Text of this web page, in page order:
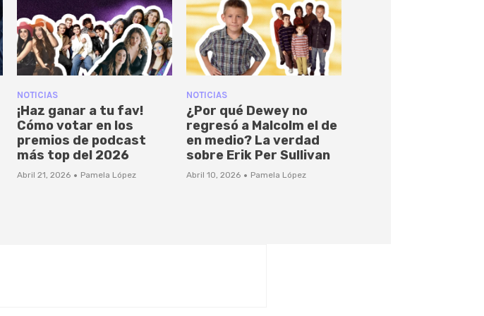
NOTICIAS
¡Haz ganar a tu fav!
Cómo votar en los
premios de podcast
más top del 2026
Abril 21, 2026 · Pamela López
NOTICIAS
¿Por qué Dewey no
regresó a Malcolm el de
en medio? La verdad
sobre Erik Per Sullivan
Abril 10, 2026 · Pamela López